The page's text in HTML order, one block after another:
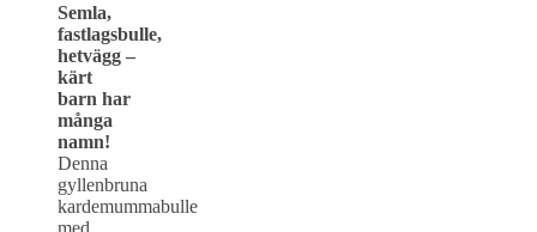
Semla,
fastlagsbulle,
hetvägg –
kärt
barn har
många
namn!
Denna
gyllenbruna
kardemummabulle
med